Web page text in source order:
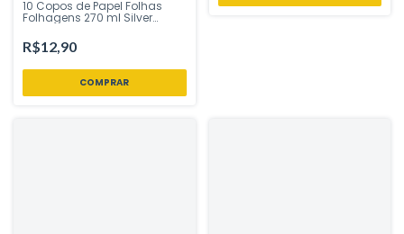
10 Copos de Papel Folhas
Folhagens 270 ml Silver
R$12,90